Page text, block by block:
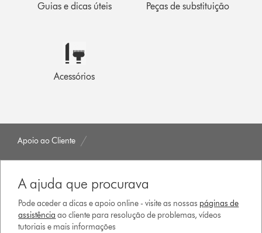
Guias e dicas úteis Peças de substituição
Acessórios
Apoio ao Cliente
A ajuda que procurava
Pode aceder a dicas e apoio online - visite as nossas páginas de
assistência ao cliente para resolução de problemas, vídeos
tutoriais e mais informações